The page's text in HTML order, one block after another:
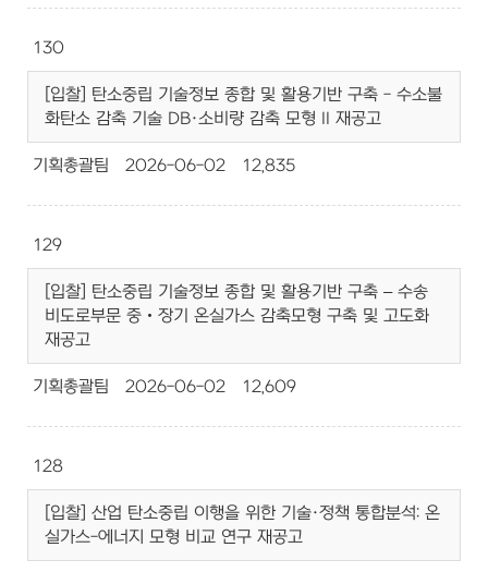
130
[입찰] 탄소중립 기술정보 종합 및 활용기반 구축 - 수소불
화탄소 감축 기술 DB·소비량 감축 모형 II 재공고
기획총괄팀 2026-06-02 12,835
129
[입찰] 탄소중립 기술정보 종합 및 활용기반 구축 – 수송
비도로부문 중‧장기 온실가스 감축모형 구축 및 고도화
재공고
기획총괄팀 2026-06-02 12,609
128
[입찰] 산업 탄소중립 이행을 위한 기술·정책 통합분석: 온
실가스-에너지 모형 비교 연구 재공고